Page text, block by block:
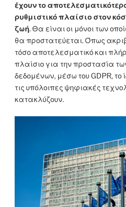
έχουν το
ρυθμιστικό πλαίσιο στον
ζωή. Θα είναι οι μόνοι των
θα προστατεύεται. Όπως
τόσο αποτελεσματικό και
πλαίσιο για την προστασία
δεδομένων, μέσω του GDPR, το
τις υπόλοιπες ψηφιακές
κατακλύζουν.